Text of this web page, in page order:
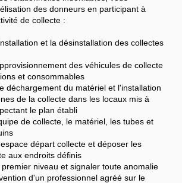
des donneurs en participant à
de collecte :
et la désinstallation des collectes
des véhicules de collecte
et consommables
déchargement du matériel et l'installation
de la collecte dans les locaux mis à
le plan établi
de collecte, le matériel, les tubes et
départ collecte et déposer les
aux endroits définis
niveau et signaler toute anomalie
d'un professionnel agréé sur le